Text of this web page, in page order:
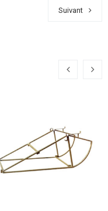
Suivant